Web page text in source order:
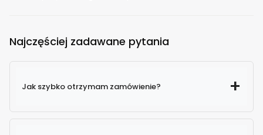
Najczęściej zadawane pytania
Jak szybko otrzymam zamówienie?